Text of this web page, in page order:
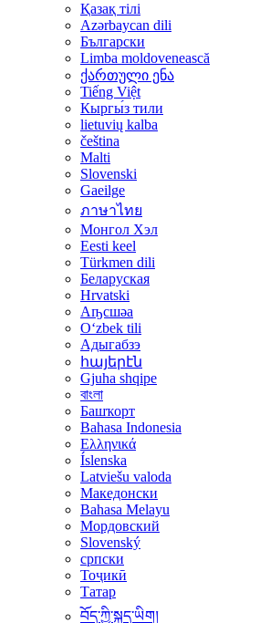
Қазақ тілі
Azərbaycan dili
Български
Limba moldovenească
ქართული ენა
Tiếng Việt
Кыргы́з тили
lietuvių kalba
čeština
Malti
Slovenski
Gaeilge
ภาษาไทย
Монгол Хэл
Eesti keel
Türkmen dili
Беларуская
Hrvatski
Аҧсшәа
Oʻzbek tili
Адыгабзэ
հայերէն
Gjuha shqipe
বাংলা
Башҡорт
Bahasa Indonesia
Ελληνικά
Íslenska
Latviešu valoda
Македонски
Bahasa Melayu
Мордовский
Slovenský
српски
Тоҷикӣ
Татар
བོད་ཀྱི་སྐད་ཡིག།